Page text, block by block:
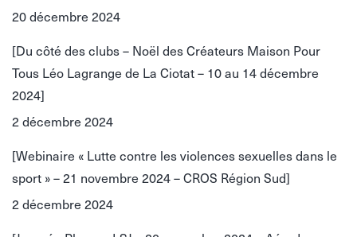
20 décembre 2024
[Du côté des clubs – Noël des Créateurs Maison Pour
Tous Léo Lagrange de La Ciotat – 10 au 14 décembre
2024]
2 décembre 2024
[Webinaire « Lutte contre les violences sexuelles dans le
sport » – 21 novembre 2024 – CROS Région Sud]
2 décembre 2024